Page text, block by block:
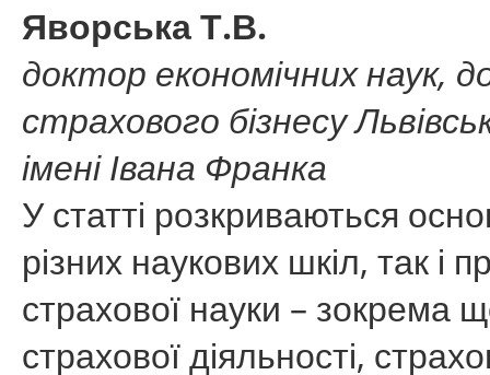
Яворська Т.В.
доктор економічних наук,
страхового бізнесу
імені Івана Франка
У статті розкриваються
різних наукових шкіл, так і
страхової науки – зокрема
страхової діяльності,